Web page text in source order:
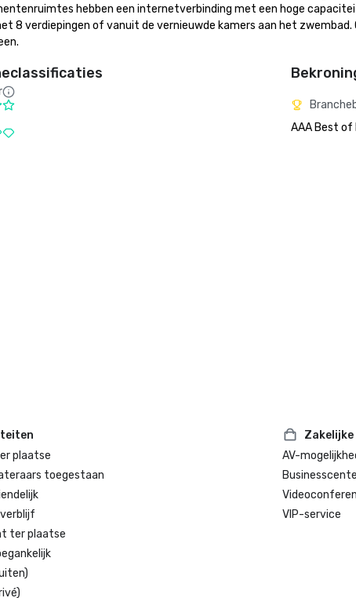
hebben een internetverbinding met een hoge
verdiepingen of vanuit de vernieuwde kamers aan het zwembad.
AAA Best of
plaatse
toegestaan
ter plaatse
AV-
VIP-service